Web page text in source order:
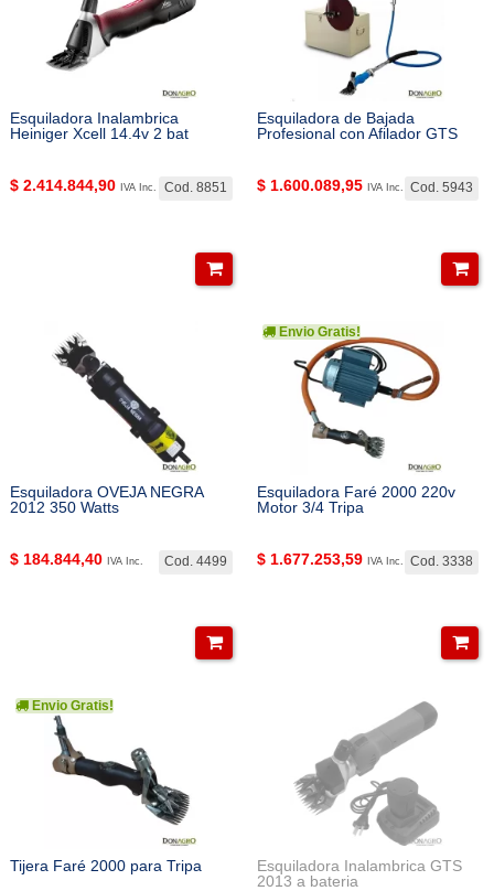
Esquiladora Inalambrica
Heiniger Xcell 14.4v 2 bat
Cod. 8851
$ 2.414.844,90 IVA Inc.
Esquiladora de Bajada
Profesional con Afilador GTS
Cod. 5943
$ 1.600.089,95 IVA Inc.
Esquiladora OVEJA NEGRA
2012 350 Watts
Cod. 4499
$ 184.844,40 IVA Inc.
Envio Gratis!
Esquiladora Faré 2000 220v
Motor 3/4 Tripa
Cod. 3338
$ 1.677.253,59 IVA Inc.
Envio Gratis!
Tijera Faré 2000 para Tripa
Esquiladora Inalambrica GTS
2013 a bateria